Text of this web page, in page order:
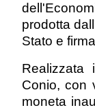
prodotta
Stato e
Realizzata
Conio, con
moneta